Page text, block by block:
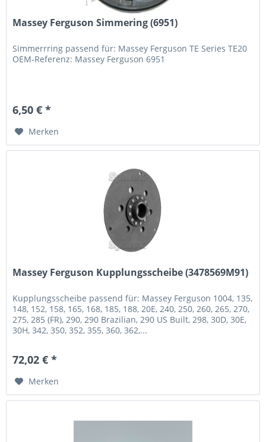
Massey Ferguson Simmering (6951)
Simmerrring passend für: Massey Ferguson TE Series TE20
OEM-Referenz: Massey Ferguson 6951
6,50 € *
Merken
Massey Ferguson Kupplungsscheibe (3478569M91)
Kupplungsscheibe passend für: Massey Ferguson 1004, 135,
148, 152, 158, 165, 168, 185, 188, 20E, 240, 250, 260, 265, 270,
275, 285 (FR), 290, 290 Brazilian, 290 US Built, 298, 30D, 30E,
30H, 342, 350, 352, 355, 360, 362,...
72,02 € *
Merken